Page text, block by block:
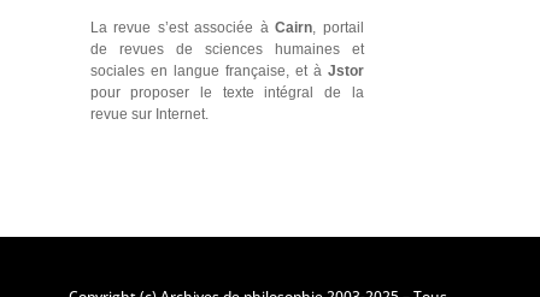
La revue s’est associée àCairn, portail
de revues de sciences humaines et
sociales en langue française, et à Jstor
pour proposer le texte intégral de la
revue sur Internet.